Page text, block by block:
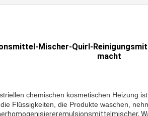
Mischer-Quirl-
macht
chemischen kosmetischen Heizung
Flüssigkeiten, die Produkte waschen,